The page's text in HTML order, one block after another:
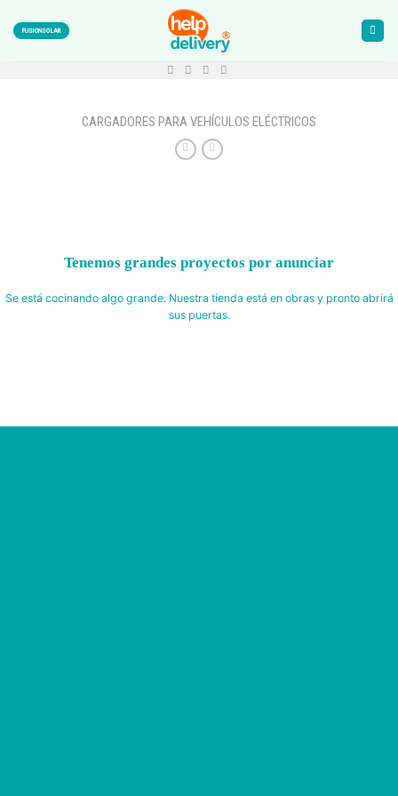
content
FUSIONSOLAR
CARGADORES PARA VEHÍCULOS ELÉCTRICOS
Tenemos grandes proyectos por anunciar
Se está cocinando algo grande. Nuestra tienda está en obras y pronto abrirá
sus puertas.